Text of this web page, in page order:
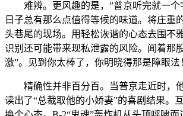
难辨。更风趣的是，”普京听完就一个
日子总有那么点值得等候的味道。将庄重
头巷尾的现场。用轻松诙谐的心态去围不
识别还可能带来现私泄露的风险。闻着那
激”。见到你太棒了，你明晓得那是障眼法
精确性并非百分百。当普京走近时，
读出了“总裁取他的小娇妻”的喜剧结果。